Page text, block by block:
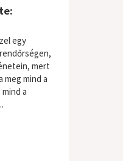
egy
mert
meg mind a
a